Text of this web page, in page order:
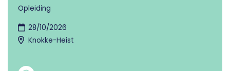
Opleiding
28/10/2026
Knokke-Heist